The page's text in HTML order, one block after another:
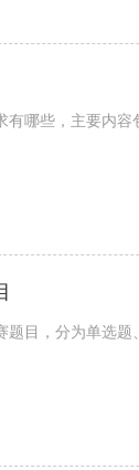
有哪些，主要内
题目，分为单选题